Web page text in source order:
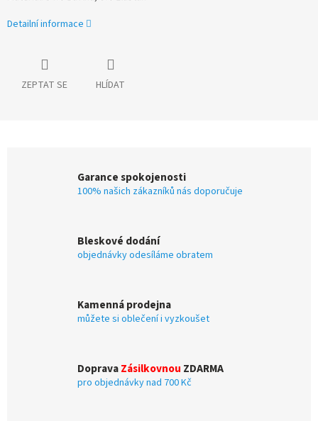
Detailní informace
ZEPTAT SE HLÍDAT
Garance spokojenosti
100% našich zákazníků nás doporučuje
Bleskové dodání
objednávky odesíláme obratem
Kamenná prodejna
můžete si oblečení i vyzkoušet
DopravaZásilkovnou ZDARMA
pro objednávky nad 700 Kč